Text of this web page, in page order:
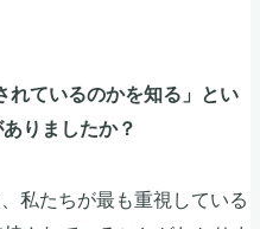
れているのかを知る」とい
りましたか？
私たちが最も重視している